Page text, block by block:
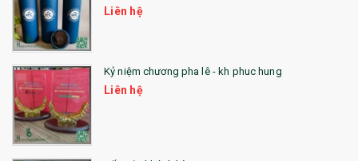
24. QÙA TẶNG PHA LÊ
25. QUÀ TẶNG GLASSLOCK
26. QUÀ TẶNG LUMINARC
28. BỘ ĐỒ ĂN CAO CẤP
29. MÓC KHOÁ
Liên hệ
Kỷ niệm chương pha lê - kh phuc hung
Liên hệ